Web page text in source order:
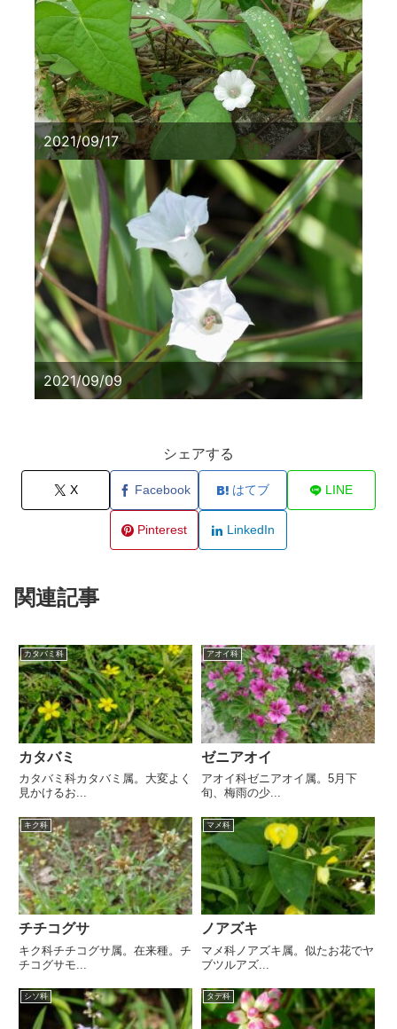
2021/09/17
2021/09/09
シェアする
X Facebook はてブ LINE
Pinterest LinkedIn
関連記事
カタバミ科
カタバミ
カタバミ科カタバミ属。大変よく
見かけるお...
アオイ科
ゼニアオイ
アオイ科ゼニアオイ属。5月下
旬、梅雨の少...
キク科
チチコグサ
キク科チチコグサ属。在来種。チ
チコグサモ...
マメ科
ノアズキ
マメ科ノアズキ属。似たお花でヤ
ブツルアズ...
シソ科 タデ科